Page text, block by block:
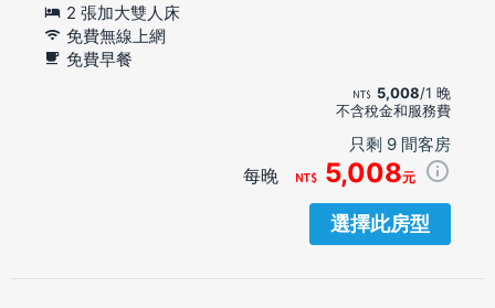
2 張加大雙人床
免費無線上網
免費早餐
5,008/1 晚
不含稅金和服務費
只剩 9 間客房
每晚 5,008元
選擇此房型